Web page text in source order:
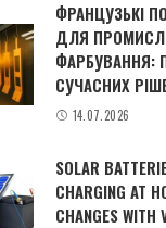
ФРАНЦУЗЬКІ
ДЛЯ
ФАРБУВАННЯ:
СУЧАСНИХ
14.07.2026
SOLAR
CHARGING AT
CHANGES WITH